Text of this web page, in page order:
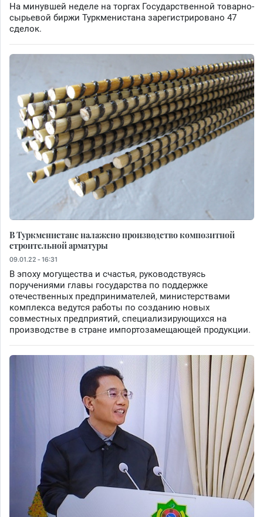
На минувшей неделе на торгах Государственной товарно-
сырьевой биржи Туркменистана зарегистрировано 47
сделок.
В Туркменистане налажено производство композитной
строительной арматуры
09.01.22 - 16:31
В эпоху могущества и счастья, руководствуясь
поручениями главы государства по поддержке
отечественных предпринимателей, министерствами
комплекса ведутся работы по созданию новых
совместных предприятий, специализирующихся на
производстве в стране импортозамещающей продукции.